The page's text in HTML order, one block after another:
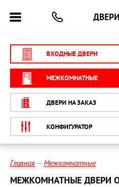
ВХОДНЫЕ ДВЕРИ
МЕЖКОМНАТНЫЕ
ДВЕРИ НА ЗАКАЗ
КОНФИГУРАТОР
Главная Межкомнатные
МЕЖКОМНАТНЫЕ ДВЕРИ